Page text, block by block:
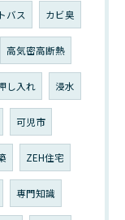
バス カビ臭
高気密高断熱
し入れ 浸水
可児市
ZEH住宅
専門知識